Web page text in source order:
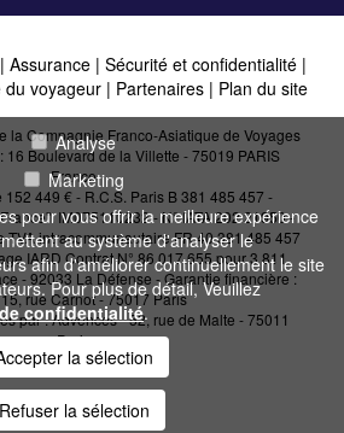
Assurance | Sécurité et confidentialité|
du voyageur | Partenaires | Plan du site
la Compagnie Franco-Asiatique de Voyages
16 Boulevard de la Villette - 75019 PARIS
France
449 € - R.C.S. Paris B 381 485 457 -
IM075110232 - N° IATA 202 21950 -
TVA intracommunautaire FR 40 381 485 457
IARD Contrat N° 86.017.655 pour 3 811
- 92033 La Défense - Garantie financière :
rue Carnot - 75017 Paris
par :Advences - 52, rue de Malte - 75011
Paris
Analyse
Marketing
pour vous offrir la meilleure expérience
au système d'analyser le
afin d'améliorer continuellement le site
Pour plus de détail, Veuillez
confidentialité.
la sélection
Refuser la sélection